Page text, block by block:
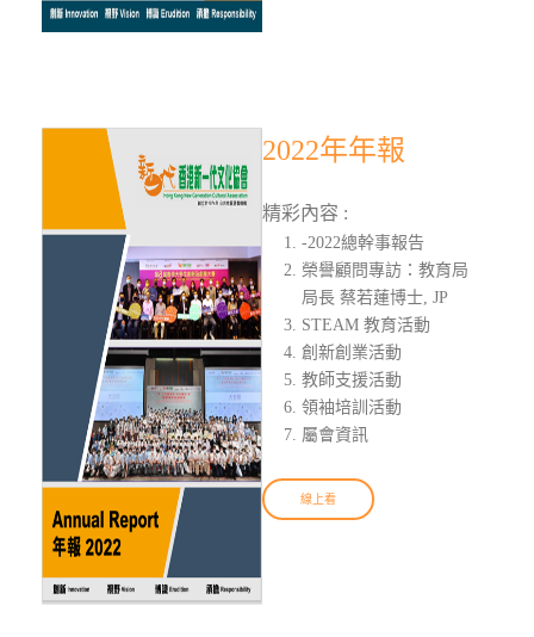
2022年年報
精彩內容 :
-2022總幹事報告
榮譽顧問專訪：教育局
局長 蔡若蓮博士, JP
STEAM 教育活動
創新創業活動
教師支援活動
領袖培訓活動
屬會資訊
線上看